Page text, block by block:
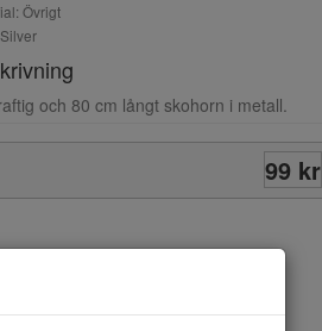
Övrigt
och 80 cm långt skohorn i metall.
99 kr